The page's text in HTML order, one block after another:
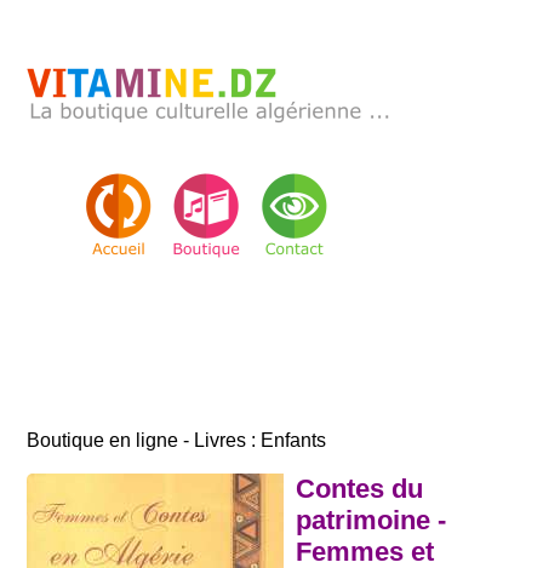
Boutique en ligne - Livres : Enfants
Contes du
patrimoine -
Femmes et